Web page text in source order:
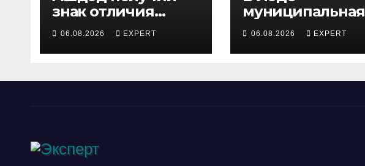
знак отличия
министра обороны
за поддержку
резервистов
06.08.2026 EXPERT
муниципальная
инспекция
задержала
подростка,
06.08.2026 EXPERT